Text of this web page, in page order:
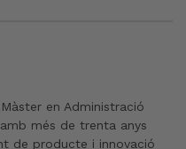
en Administració
més de trenta anys
de producte i innovació